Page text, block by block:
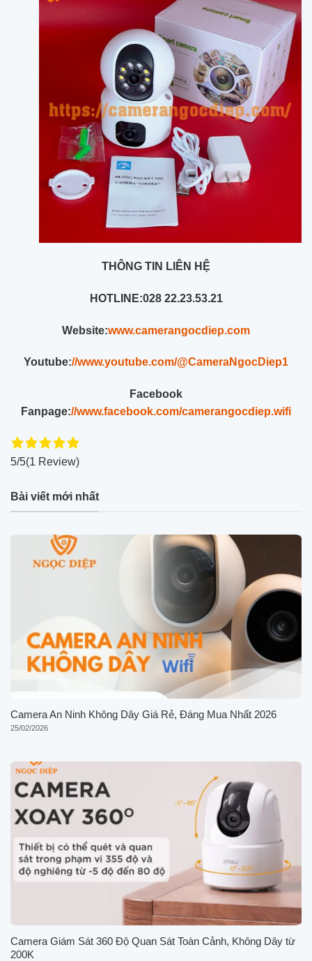
THÔNG TIN LIÊN HỆ
HOTLINE:028 22.23.53.21
Website:www.camerangocdiep.com
Youtube://www.youtube.com/@CameraNgocDiep1
Facebook
Fanpage://www.facebook.com/camerangocdiep.wifi
5/5(1 Review)
Bài viết mới nhất
Camera An Ninh Không Dây Giá Rẻ, Đáng Mua Nhất 2026
25/02/2026
Camera Giám Sát 360 Độ Quan Sát Toàn Cảnh, Không Dây từ
200K